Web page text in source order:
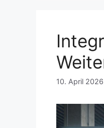
10. April 2026